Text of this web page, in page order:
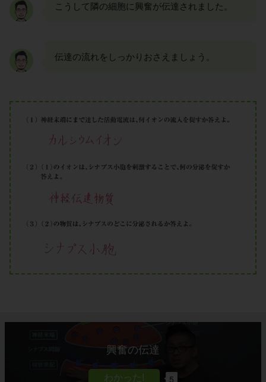
こうして隣の細胞に興奮が伝達されました。
伝達の流れをしっかりおさえましょう。
興奮の伝達
5